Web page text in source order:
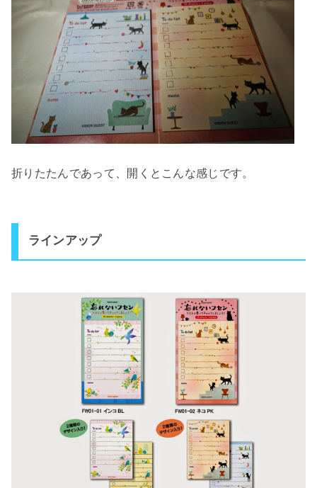
折りたたんであって、開くとこんな感じです。
ラインアップ